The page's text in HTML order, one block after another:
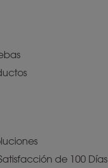
de 100 Días